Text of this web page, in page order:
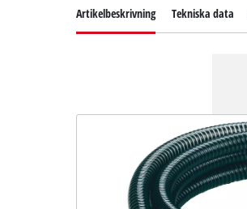
Artikelbeskrivning Tekniska data